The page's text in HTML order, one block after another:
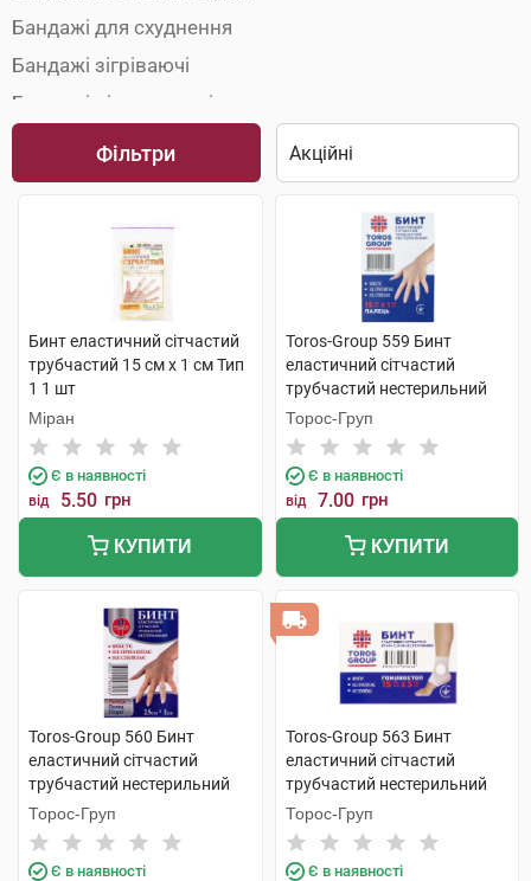
Бандажі для схуднення
Бандажі зігріваючі
Бандажі підтримуючі
Бандажі при грижах
Бинти еластичні
Грудні корсети та бандажі
Післяопераційні бандажі
Післяпологові бандажі
Плечові бандажі
Променевозап'ястні бандажі
Фільтри
Бинт еластичний сітчастий
трубчастий 15 см x 1 см Тип
1 1 шт
Міран
Є в наявності
від 5.50 грн
КУПИТИ
Toros-Group 559 Бинт
еластичний сітчастий
трубчастий нестерильний
15х1 см палець 1 шт
Торос-Груп
Є в наявності
від 7.00 грн
КУПИТИ
Toros-Group 560 Бинт
еластичний сітчастий
трубчастий нестерильний
25х1 см палець 1 шт
Торос-Груп
Є в наявності
Toros-Group 563 Бинт
еластичний сітчастий
трубчастий нестерильний
15х3 см гомілкоступневий 1
шт
Торос-Груп
Є в наявності